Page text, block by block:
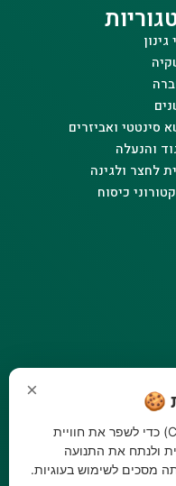
גינון
סינטטי ואביזרים
והנעלה
לחצר ולגינה
כיסוח
× 🍪
האתר שלנו משתמש בעוגיות (Cookies) כדי לשפר את חוויית
ולנתח את התנועה
מסכים לשימוש בעוגיות.